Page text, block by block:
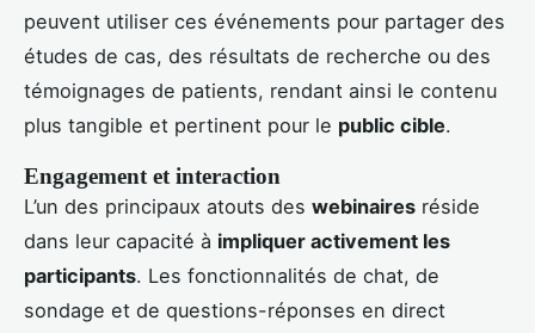
peuvent utiliser ces événements pour partager des
études de cas, des résultats de recherche ou des
témoignages de patients, rendant ainsi le contenu
plus tangible et pertinent pour le public cible.
Engagement et interaction
L’un des principaux atouts des webinaires réside
dans leur capacité à impliquer activement les
participants. Les fonctionnalités de chat, de
sondage et de questions-réponses en direct